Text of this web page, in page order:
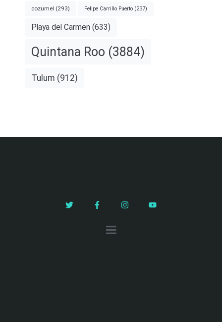
cozumel (293) Felipe Carrillo Puerto (237)
Playa del Carmen (633)
Quintana Roo (3884)
Tulum (912)